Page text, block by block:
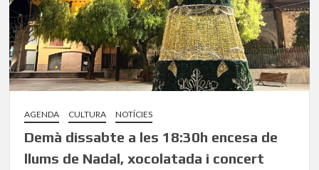
AGENDA CULTURA NOTÍCIES
Demà dissabte a les 18:30h encesa de
llums de Nadal, xocolatada i concert